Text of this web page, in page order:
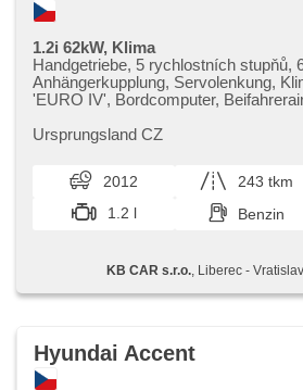
1.2i 62kW, Klima
Handgetriebe, 5 rychlostních stupňů,
Anhängerkupplung, Servolenkung,
'EURO IV', Bordcomputer,
AUX, Autoradio, Teilbare
Ursprungsland CZ
2012 243 tkm
1.2 l
Benzin
KB CAR s.r.o. , Liberec -
Hyundai Accent